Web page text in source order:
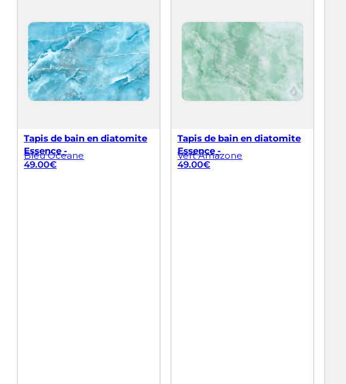
Tapis de bain en diatomite
Essence -
Bleu Oceane
49.00€
Tapis de bain en diatomite
Essence -
Vert Amazone
49.00€